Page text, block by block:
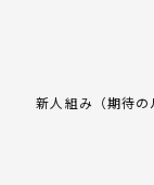
新人組み（期待の